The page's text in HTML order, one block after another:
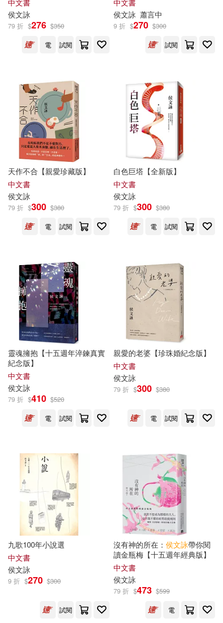
中文書
侯文詠
79 折 $276 $350
電
試閱
中文書
侯文詠 蕭言中
9 折 $270 $300
試閱
天作不合【親愛珍藏版】
中文書
侯文詠
79 折 $300 $380
電
試閱
白色巨塔【全新版】
中文書
侯文詠
79 折 $300 $380
電
試閱
靈魂擁抱【十五週年淬鍊真實
紀念版】
中文書
侯文詠
79 折 $410 $520
電
試閱
親愛的老婆【珍珠婚紀念版】
中文書
侯文詠
79 折 $300 $380
電 試閱
九歌100年小說選
中文書
侯文詠
9 折 $270 $300
試閱
沒有神的所在： 侯文詠帶你閱
讀金瓶梅【十五週年經典版】
中文書
侯文詠
79 折 $473 $599
電